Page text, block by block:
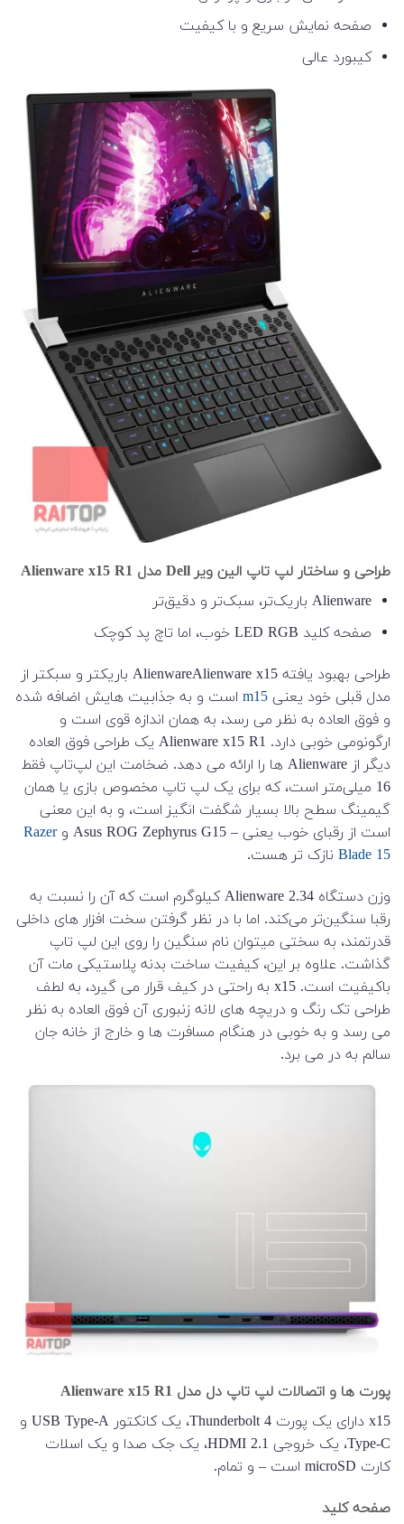
صفحه نمایش سریع و با کیفیت
کیبورد عالی
طراحی و ساختار لپ تاپ الین ویر Dell مدل Alienware x15 R1
Alienware باریک‌تر، سبک‌تر و دقیق‌تر
صفحه کلید LED RGB خوب، اما تاچ پد کوچک
طراحی بهبود یافته AlienwareAlienware x15 باریکتر و سبکتر از
مدل قبلی خود یعنی m15 است و به جذابیت هایش اضافه شده
و فوق العاده به نظر می رسد، به همان اندازه قوی است و
ارگونومی خوبی دارد. Alienware x15 R1 یک طراحی فوق العاده
دیگر از Alienware ها را ارائه می دهد. ضخامت این لپ‌تاپ فقط
16 میلی‌متر است، که برای یک لپ تاپ مخصوص بازی یا همان
گیمینگ سطح بالا بسیار شگفت انگیز است، و به این معنی
است از رقبای خوب یعنی – Asus ROG Zephyrus G15 و
Razer
Blade 15 نازک تر هست.
وزن دستگاه Alienware 2.34 کیلوگرم است که آن را نسبت به
رقبا سنگین‌تر می‌کند. اما با در نظر گرفتن سخت افزار های داخلی
قدرتمند، به سختی میتوان نام سنگین را روی این لپ تاپ
گذاشت. علاوه بر این، کیفیت ساخت بدنه پلاستیکی مات آن
باکیفیت است. x15 به راحتی در کیف قرار می گیرد، به لطف
طراحی تک رنگ و دریچه های لانه زنبوری آن فوق العاده به نظر
می رسد و به خوبی در هنگام مسافرت ها و خارج از خانه جان
سالم به در می برد.
پورت ها و اتصالات لپ تاپ دل مدل Alienware x15 R1
x15 دارای یک پورت Thunderbolt 4، یک کانکتور USB Type-A و
Type-C، یک خروجی HDMI 2.1، یک جک صدا و یک اسلات
کارت microSD است – و تمام.
صفحه کلید